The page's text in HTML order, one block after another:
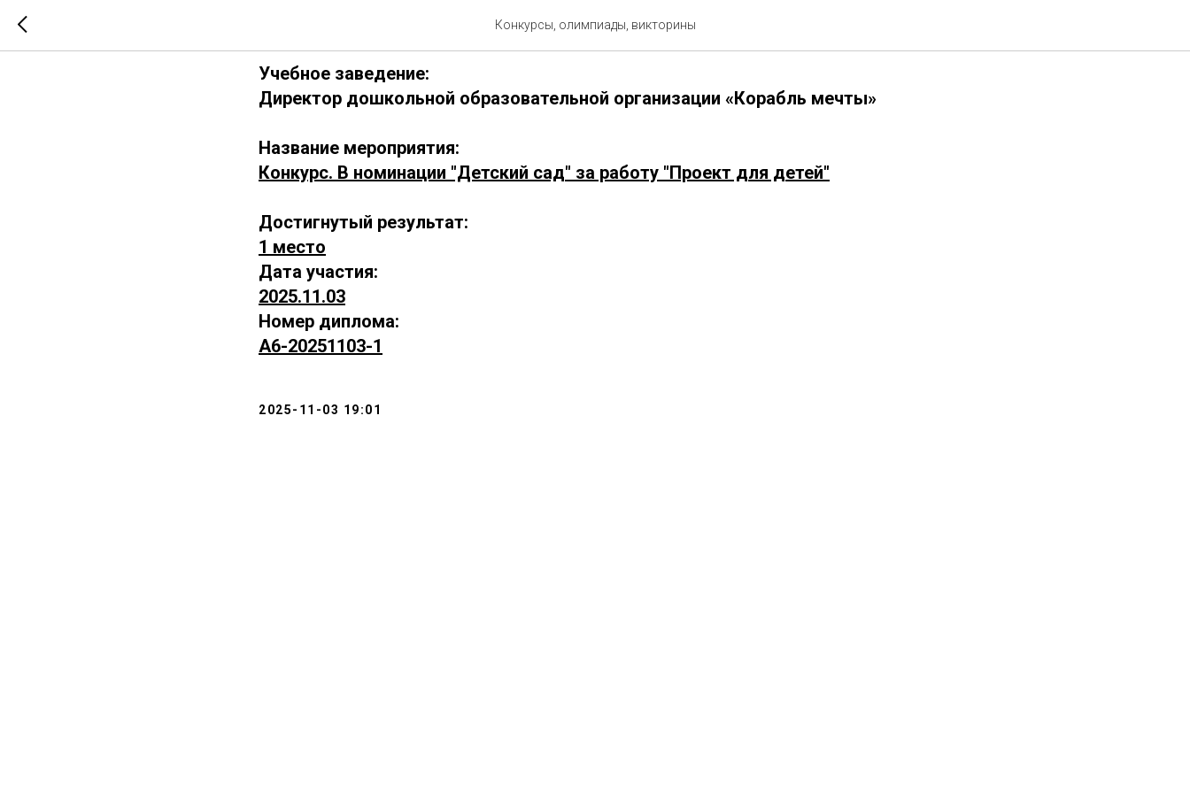
Конкурсы, олимпиады, викторины
Учебное заведение:
Директор дошкольной образовательной организации «Корабль мечты»
Название мероприятия:
Конкурс. В номинации "Детский сад" за работу "Проект для детей"
Достигнутый результат:
1 место
Дата участия:
2025.11.03
Номер диплома:
А6-20251103-1
2025-11-03 19:01